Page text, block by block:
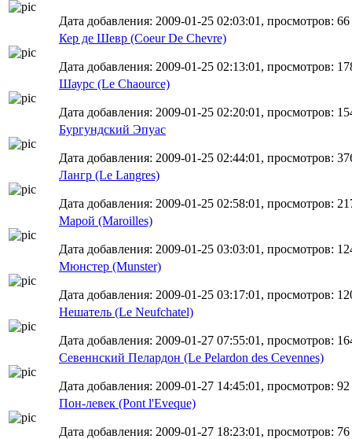
Дата добавления: 2009-01-25 02:03:01, просмотров: 66
Кер де Шевр (Coeur De Chevre)
Дата добавления: 2009-01-25 02:13:01, просмотров:
Шаурс (Le Chaource)
Дата добавления: 2009-01-25 02:20:01, просмотров:
Бургундский Эпуас
Дата добавления: 2009-01-25 02:44:01, просмотров:
Лангр (Le Langres)
Дата добавления: 2009-01-25 02:58:01, просмотров:
Марой (Maroilles)
Дата добавления: 2009-01-25 03:03:01, просмотров:
Мюнстер (Munster)
Дата добавления: 2009-01-25 03:17:01, просмотров:
Нешатель (Le Neufchatel)
Дата добавления: 2009-01-27 07:55:01, просмотров:
Севеннский Пелардон (Le Pelardon des Cevennes)
Дата добавления: 2009-01-27 14:45:01, просмотров: 92
Пон-левек (Pont l'Eveque)
Дата добавления: 2009-01-27 18:23:01, просмотров: 76